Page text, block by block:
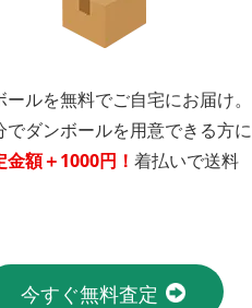
ールを無料でご自宅にお届け。
でダンボールを用意できる方に
金額＋1000円！着払いで送料
今すぐ無料査定